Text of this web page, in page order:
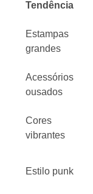
Tendência
Estampas
grandes
Acessórios
ousados
Cores
vibrantes
Estilo punk